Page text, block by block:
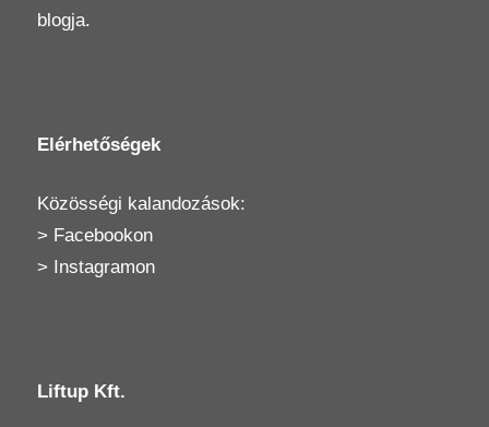
blogja.
Elérhetőségek
Közösségi kalandozások:
> Facebookon
> Instagramon
Liftup Kft.